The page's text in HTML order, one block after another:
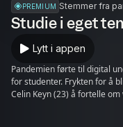
PREMIUM Stemmer fra
Studie i eget
Lytt i appen
Pandemien førte til digital
for studenter. Frykten for å
Celin Keyn (23) å fortelle